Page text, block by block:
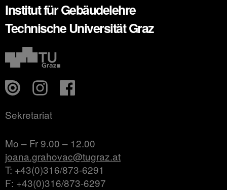
Institut für Gebäudelehre
Technische Universität Graz
Sekretariat
Mo – Fr 9.00 – 12.00
joana.grahovac@tugraz.at
T: +43(0)316/873-6291
F: +43(0)316/873-6297